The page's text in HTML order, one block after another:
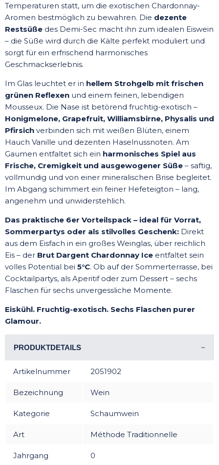
Temperaturen statt, um die exotischen Chardonnay-
Aromen bestmöglich zu bewahren. Die dezente
Restsüße des Demi-Sec macht ihn zum idealen Eiswein
– die Süße wird durch die Kälte perfekt moduliert und
sorgt für ein erfrischend harmonisches
Geschmackserlebnis.
Im Glas leuchtet er in hellem Strohgelb mit frischen
grünen Reflexen und einem feinen, lebendigen
Mousseux. Die Nase ist betörend fruchtig-exotisch –
Honigmelone, Grapefruit, Williamsbirne, Physalis und
Pfirsich verbinden sich mit weißen Blüten, einem
Hauch Vanille und dezenten Haselnussnoten. Am
Gaumen entfaltet sich ein harmonisches Spiel aus
Frische, Cremigkeit und ausgewogener Süße – saftig,
vollmundig und von einer mineralischen Brise begleitet.
Im Abgang schimmert ein feiner Hefeteigton – lang,
angenehm und unwiderstehlich.
Das praktische 6er Vorteilspack – ideal für Vorrat,
Sommerpartys oder als stilvolles Geschenk: Direkt
aus dem Eisfach in ein großes Weinglas, über reichlich
Eis – der Brut Dargent Chardonnay Ice entfaltet sein
volles Potential bei 5°C. Ob auf der Sommerterrasse, bei
Cocktailpartys, als Aperitif oder zum Dessert – sechs
Flaschen für sechs unvergessliche Momente.
Eiskühl. Fruchtig-exotisch. Sechs Flaschen purer
Glamour.
PRODUKTDETAILS
Artikelnummer 2051902
Bezeichnung Wein
Kategorie Schaumwein
Art Méthode Traditionnelle
Jahrgang 0